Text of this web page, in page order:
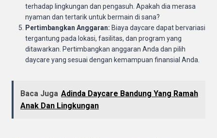
terhadap lingkungan dan pengasuh. Apakah dia merasa
nyaman dan tertarik untuk bermain di sana?
Pertimbangkan Anggaran: Biaya daycare dapat bervariasi
tergantung pada lokasi, fasilitas, dan program yang
ditawarkan. Pertimbangkan anggaran Anda dan pilih
daycare yang sesuai dengan kemampuan finansial Anda.
Baca Juga Adinda Daycare Bandung Yang Ramah
Anak Dan Lingkungan